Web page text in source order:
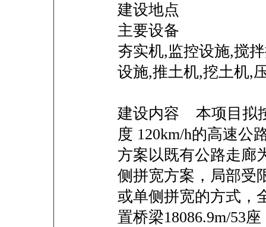
建设地点
主要设备
夯实机,监控设施,搅
设施,推土机,挖土机,
建设内容 本项目拟
度 120km/h的高速公
方案以既有公路走廊
侧拼宽方案，局部受
或单侧拼宽的方式，
置桥梁18086.9m/53